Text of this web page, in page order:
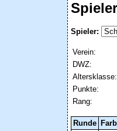
Spieler:
Verein:
DWZ:
Altersklasse:
Punkte:
Rang:
Runde